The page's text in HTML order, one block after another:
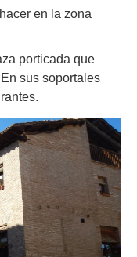
en la zona
porticada que
sus soportales